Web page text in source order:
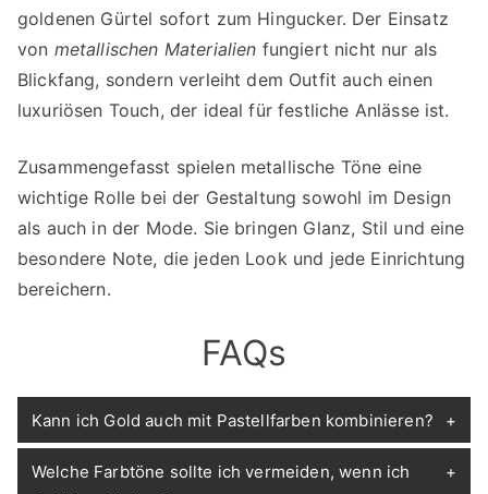
goldenen Gürtel sofort zum Hingucker. Der Einsatz
von metallischen Materialien fungiert nicht nur als
Blickfang, sondern verleiht dem Outfit auch einen
luxuriösen Touch, der ideal für festliche Anlässe ist.
Zusammengefasst spielen metallische Töne eine
wichtige Rolle bei der Gestaltung sowohl im Design
als auch in der Mode. Sie bringen Glanz, Stil und eine
besondere Note, die jeden Look und jede Einrichtung
bereichern.
FAQs
Kann ich Gold auch mit Pastellfarben kombinieren?
Welche Farbtöne sollte ich vermeiden, wenn ich